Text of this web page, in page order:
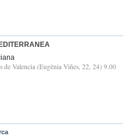
de Valencia (Eugènia Viñes, 22, 24) 9.00